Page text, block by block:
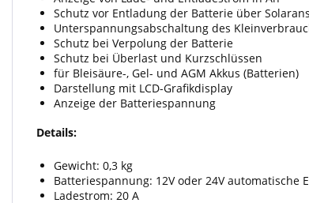
Schutz vor Entladung der Batterie über
Unterspannungsabschaltung des
Schutz bei Verpolung der Batterie
Schutz bei Überlast und Kurzschlüssen
für Bleisäure-, Gel- und AGM Akkus (Batterien)
Darstellung mit LCD-Grafikdisplay
Anzeige der Batteriespannung
Details:
Gewicht: 0,3 kg
Batteriespannung: 12V oder 24V automatische
Ladestrom: 20 A